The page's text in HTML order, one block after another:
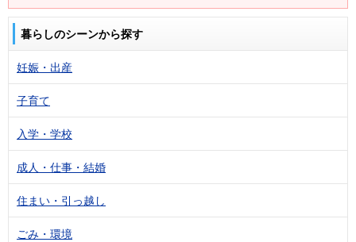
暮らしのシーンから探す
妊娠・出産
子育て
入学・学校
成人・仕事・結婚
住まい・引っ越し
ごみ・環境